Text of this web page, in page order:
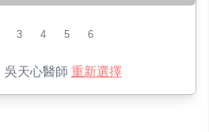
3 4 5 6
吳天心醫師 重新選擇